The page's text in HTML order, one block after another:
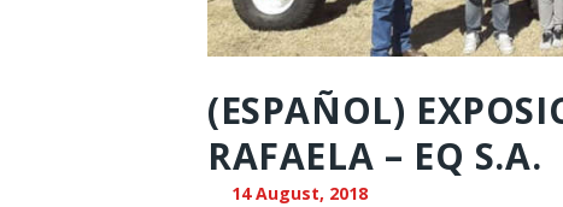
(ESPAÑOL)
RAFAELA – EQ S.A.
14 August, 2018